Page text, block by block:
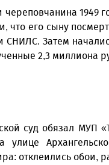
1949
что его сыну
СНИЛС. Затем
2,3 миллиона
суд обязал МУП
улице
отклеились обои,